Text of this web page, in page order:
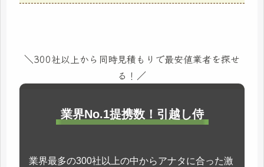
＼300社以上から同時見積もりで最安値業者を探せ
る！／
業界No.1提携数！引越し侍
業界最多の300社以上の中からアナタに合った激